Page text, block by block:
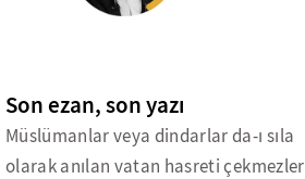
Son ezan, son yazı
Müslümanlar veya dindarlar da-ı sıla
olarak anılan vatan hasreti çekmezler